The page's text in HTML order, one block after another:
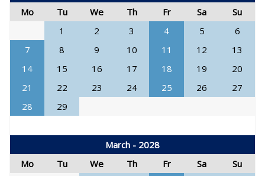
Mo
Tu We Th Fr Sa
Su
1
2 3 4 5
6
7
8 9 10 11 12
13
14
15 16 17 18 19
20
21
22 23 24 25 26
27
28
29
March - 2028
Mo
Tu We Th Fr Sa
Su